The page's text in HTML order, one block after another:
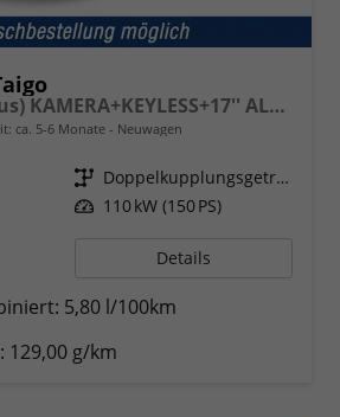
Limited (Life Plus) KAMERA+KEYLESS+17'' ALU+LED
ca. 5-6 Monate Neuwagen
Getriebe
Doppelkupplungsgetriebe (DSG)
Leistung 110 kW (150 PS)
Details
5,80 l/100km
129,00 g/km